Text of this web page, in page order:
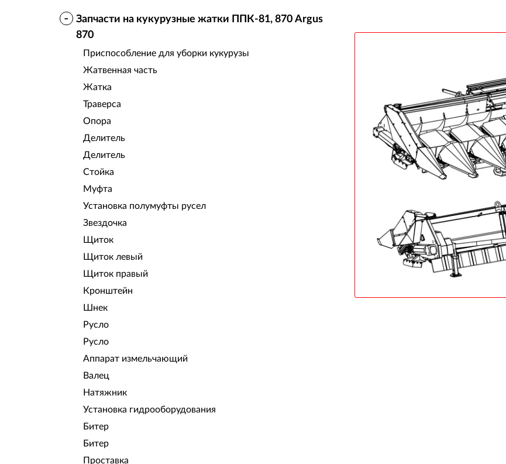
-
Запчасти на кукурузные жатки ППК-81, 870 Argus
870
Приспособление для уборки кукурузы
Жатвенная часть
Жатка
Траверса
Опора
Делитель
Делитель
Стойка
Муфта
Установка полумуфты русел
Звездочка
Щиток
Щиток левый
Щиток правый
Кронштейн
Шнек
Русло
Русло
Аппарат измельчающий
Валец
Натяжник
Установка гидрооборудования
Битер
Битер
Проставка